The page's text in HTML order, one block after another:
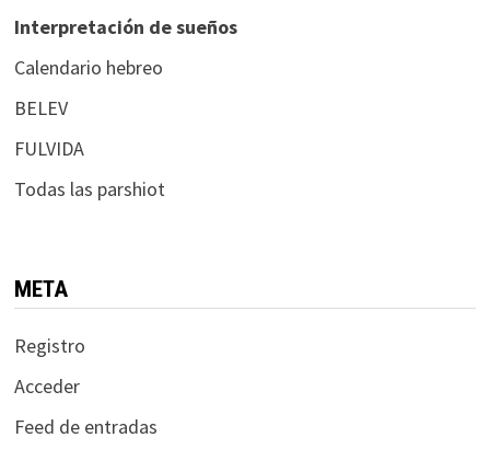
Interpretación de sueños
Calendario hebreo
BELEV
FULVIDA
Todas las parshiot
META
Registro
Acceder
Feed de entradas